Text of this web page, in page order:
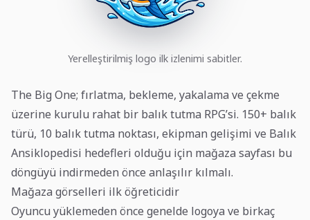
Yerelleştirilmiş logo ilk izlenimi sabitler.
The Big One; fırlatma, bekleme, yakalama ve çekme
üzerine kurulu rahat bir balık tutma RPG’si. 150+ balık
türü, 10 balık tutma noktası, ekipman gelişimi ve Balık
Ansiklopedisi hedefleri olduğu için mağaza sayfası bu
döngüyü indirmeden önce anlaşılır kılmalı.
Mağaza görselleri ilk öğreticidir
Oyuncu yüklemeden önce genelde logoya ve birkaç